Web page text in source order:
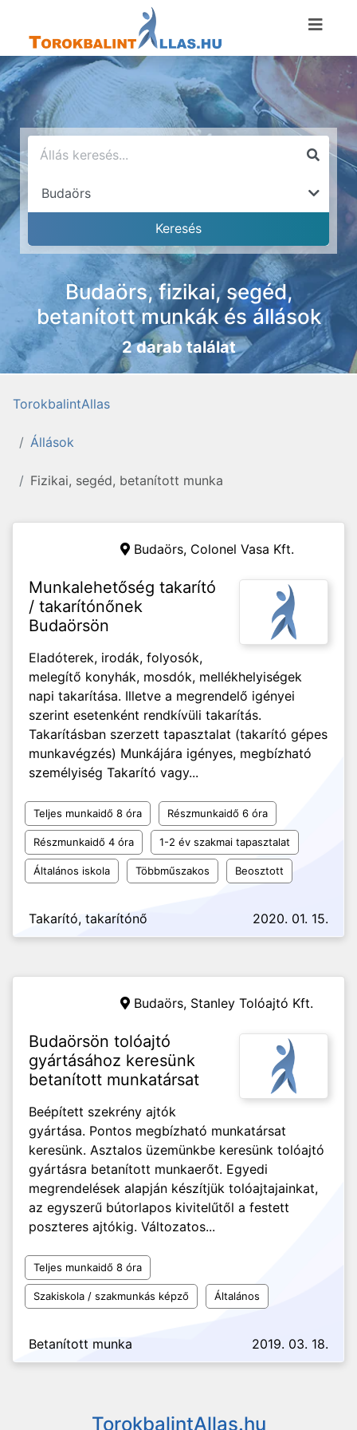
Budaörs, fizikai, segéd,
betanított munkák és állások
2 darab találat
TorokbalintAllas
Állások
Fizikai, segéd, betanított munka
Budaörs, Colonel Vasa Kft.
Munkalehetőség takarító
/ takarítónőnek
Budaörsön
Eladóterek, irodák, folyosók,
melegítő konyhák, mosdók, mellékhelyiségek
napi takarítása. Illetve a megrendelő igényei
szerint esetenként rendkívüli takarítás.
Takarításban szerzett tapasztalat (takarító gépes
munkavégzés) Munkájára igényes, megbízható
személyiség Takarító vagy...
Teljes munkaidő 8 óra Részmunkaidő 6 óra
Részmunkaidő 4 óra 1-2 év szakmai tapasztalat
Általános iskola Többműszakos Beosztott
Takarító, takarítónő 2020. 01. 15.
Budaörs, Stanley Tolóajtó Kft.
Budaörsön tolóajtó
gyártásához keresünk
betanított munkatársat
Beépített szekrény ajtók
gyártása. Pontos megbízható munkatársat
keresünk. Asztalos üzemünkbe keresünk tolóajtó
gyártásra betanított munkaerőt. Egyedi
megrendelések alapján készítjük tolóajtajainkat,
az egyszerű bútorlapos kivitelűtől a festett
poszteres ajtókig. Változatos...
Teljes munkaidő 8 óra
Szakiskola / szakmunkás képző Általános
Betanított munka 2019. 03. 18.
TorokbalintAllas.hu